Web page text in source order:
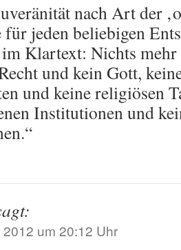
nach Art der
jeden beliebigen
Klartext: Nichts
und kein Gott,
und keine religiösen
Institutionen und
um 20:12 Uhr